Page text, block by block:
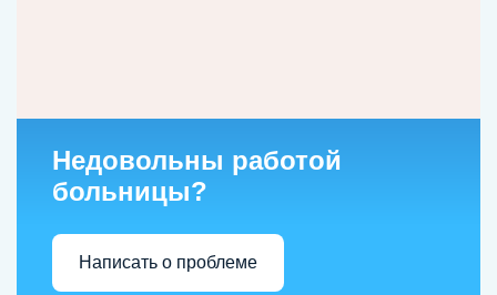
Недовольны работой
больницы?
Написать о проблеме